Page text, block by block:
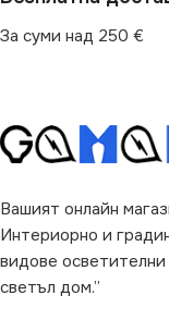
За суми над 250 €
Вашият онлайн
Интериорно и
видове
светъл дом.”